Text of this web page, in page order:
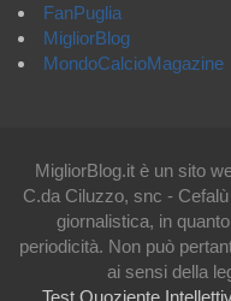
FanPuglia
MigliorBlog
MondoCalcioMagazine
MigliorBlog.it è un sito
C.da Ciluzzo, snc -
giornalistica, in
periodicità. Non può
ai sensi della
Test Quoziente